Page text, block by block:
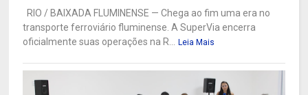
RIO / BAIXADA FLUMINENSE — Chega ao fim uma era no
transporte ferroviário fluminense. A SuperVia encerra
oficialmente suas operações na R...
Leia Mais